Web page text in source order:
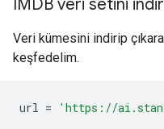
IMDB veri setini
Veri kümesini indirip
keşfedelim.
url = 'https://